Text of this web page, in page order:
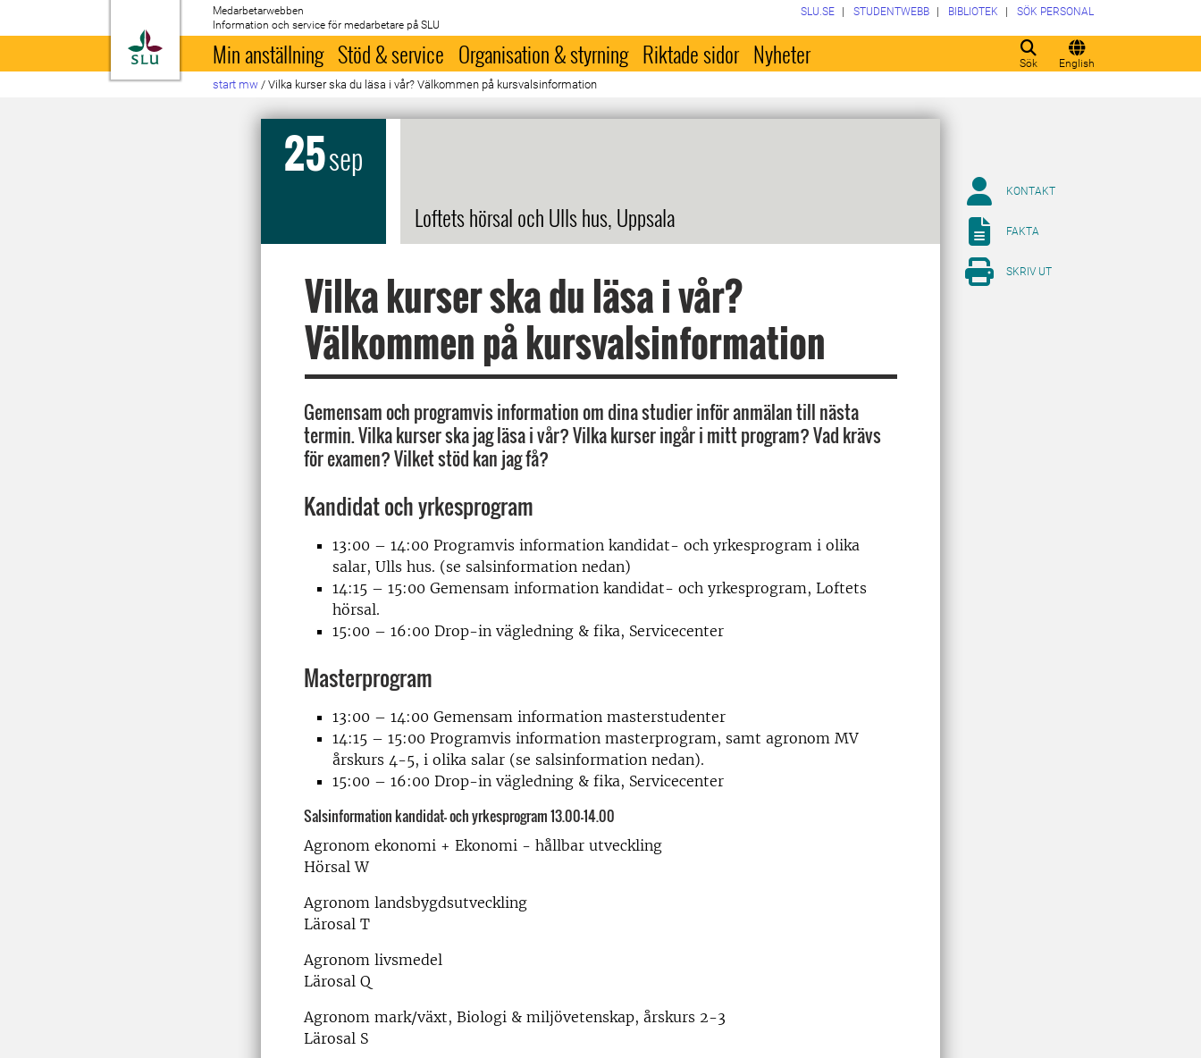
Till startsida
Medarbetarwebben
Information och service för medarbetare på SLU
Sök English
SLU.SE STUDENTWEBB BIBLIOTEK SÖK PERSONAL
Min anställning Stöd & service Organisation & styrning Riktade sidor Nyheter
start mw / Vilka kurser ska du läsa i vår? Välkommen på kursvalsinformation
25sep
Loftets hörsal och Ulls hus, Uppsala
Vilka kurser ska du läsa i vår?
Välkommen på kursvalsinformation
Gemensam och programvis information om dina studier inför anmälan till nästa
termin. Vilka kurser ska jag läsa i vår? Vilka kurser ingår i mitt program? Vad krävs
för examen? Vilket stöd kan jag få?
Kandidat och yrkesprogram
13:00 – 14:00 Programvis information kandidat- och yrkesprogram i olika
salar, Ulls hus. (se salsinformation nedan)
14:15 – 15:00 Gemensam information kandidat- och yrkesprogram, Loftets
hörsal.
15:00 – 16:00 Drop-in vägledning & fika, Servicecenter
Masterprogram
13:00 – 14:00 Gemensam information masterstudenter
14:15 – 15:00 Programvis information masterprogram, samt agronom MV
årskurs 4-5, i olika salar (se salsinformation nedan).
15:00 – 16:00 Drop-in vägledning & fika, Servicecenter
Salsinformation kandidat- och yrkesprogram 13.00-14.00
Agronom ekonomi + Ekonomi - hållbar utveckling
Hörsal W
Agronom landsbygdsutveckling
Lärosal T
Agronom livsmedel
Lärosal Q
Agronom mark/växt, Biologi & miljövetenskap, årskurs 2-3
Lärosal S
KONTAKT
FAKTA
SKRIV UT